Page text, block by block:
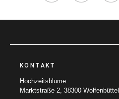
KONTAKT
Hochzeitsblume
Marktstraße 2, 38300 Wolfenbüttel